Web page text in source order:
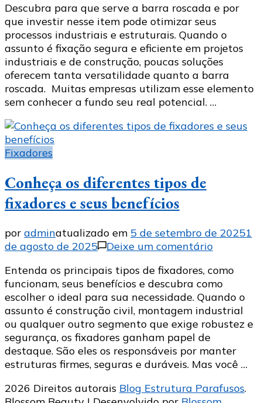
que
serve
a
barra
roscada:
usos
e
Descubra para que serve a barra roscada e por
que investir nesse item pode otimizar seus
processos industriais e estruturais. Quando o
assunto é fixação segura e eficiente em projetos
industriais e de construção, poucas soluções
oferecem tanta versatilidade quanto a barra
roscada. Muitas empresas utilizam esse elemento
sem conhecer a fundo seu real potencial. …
Fixadores
Conheça os diferentes tipos de
fixadores e seus benefícios
por adminatualizado em 5 de setembro de 20251
de agosto de 2025
Deixe um comentárioem
os
diferentes
tipos
de
fixadores
seus
benefícios
Entenda os principais tipos de fixadores, como
funcionam, seus benefícios e descubra como
escolher o ideal para sua necessidade. Quando o
assunto é construção civil, montagem industrial
ou qualquer outro segmento que exige robustez e
segurança, os fixadores ganham papel de
destaque. São eles os responsáveis por manter
estruturas firmes, seguras e duráveis. Mas você …
2026 Direitos autorais Blog Estrutura Parafusos.